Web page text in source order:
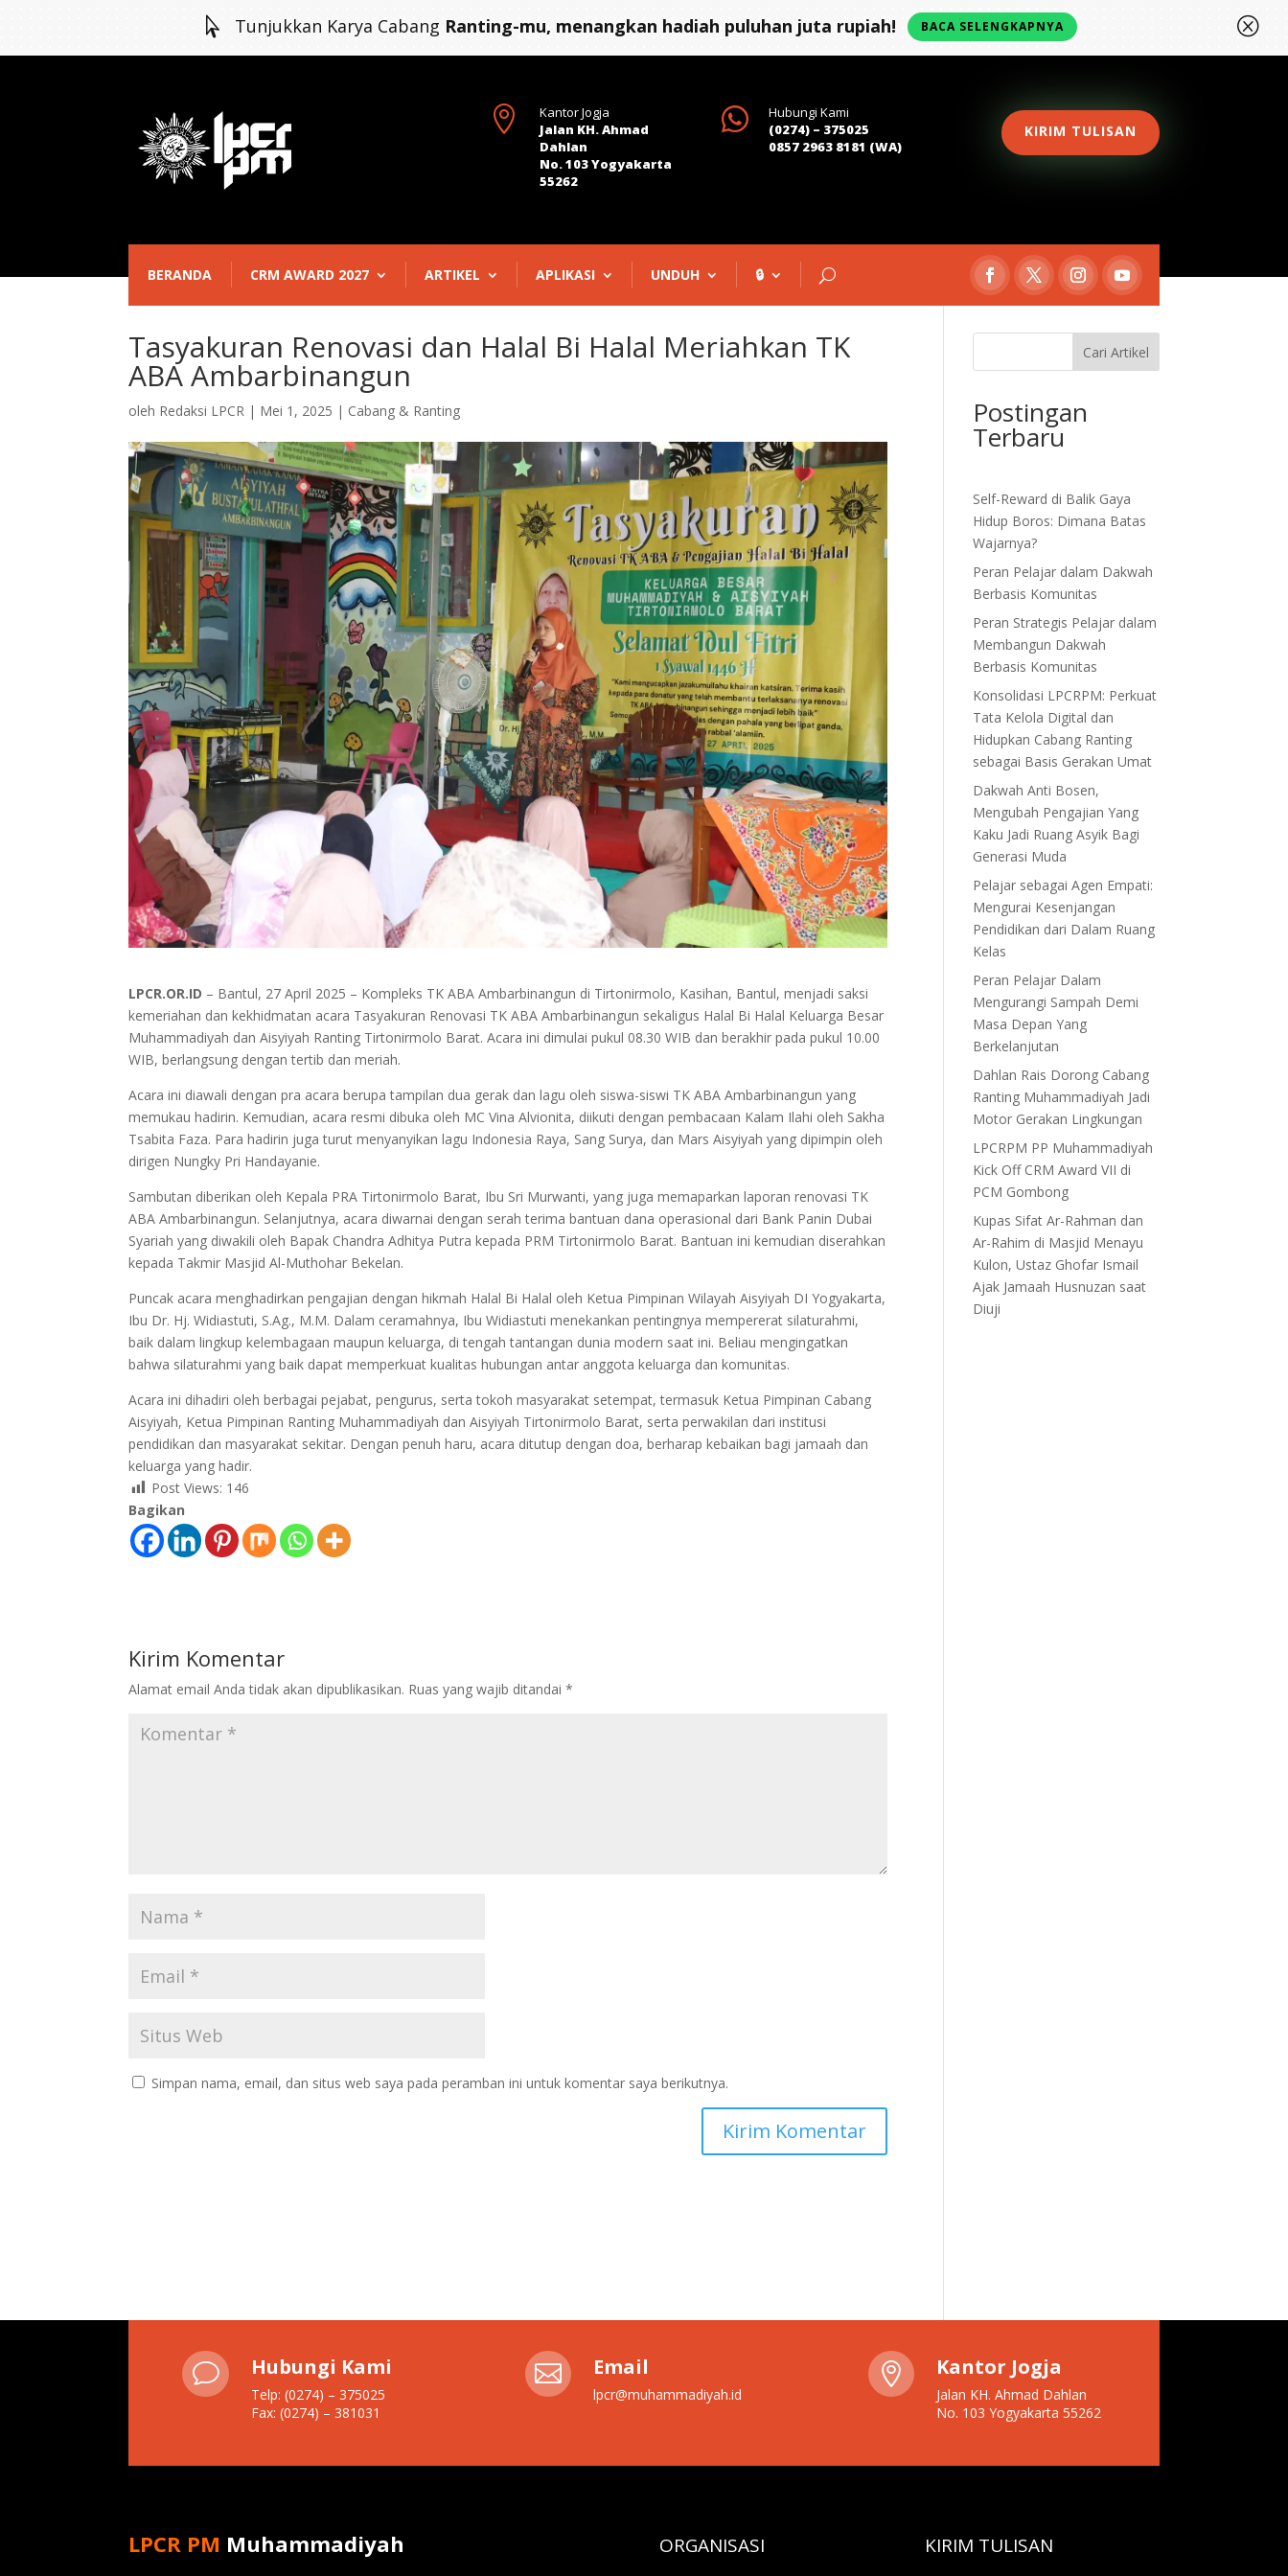
 Tunjukkan Karya Cabang Ranting-mu, menangkan hadiah puluhan juta rupiah! BACA SELENGKAPNYA Q

Kantor Jogja
Jalan KH. Ahmad
Dahlan
No. 103 Yogyakarta
55262

Hubungi Kami
(0274) – 375025
0857 2963 8181 (WA)
KIRIM TULISAN
BERANDA CRM AWARD 2027 ARTIKEL APLIKASI UNDUH 🔒
Tasyakuran Renovasi dan Halal Bi Halal Meriahkan TK
ABA Ambarbinangun
oleh Redaksi LPCR | Mei 1, 2025 | Cabang & Ranting
LPCR.OR.ID – Bantul, 27 April 2025 – Kompleks TK ABA Ambarbinangun di Tirtonirmolo, Kasihan, Bantul, menjadi saksi
kemeriahan dan kekhidmatan acara Tasyakuran Renovasi TK ABA Ambarbinangun sekaligus Halal Bi Halal Keluarga Besar
Muhammadiyah dan Aisyiyah Ranting Tirtonirmolo Barat. Acara ini dimulai pukul 08.30 WIB dan berakhir pada pukul 10.00
WIB, berlangsung dengan tertib dan meriah.
Acara ini diawali dengan pra acara berupa tampilan dua gerak dan lagu oleh siswa-siswi TK ABA Ambarbinangun yang
memukau hadirin. Kemudian, acara resmi dibuka oleh MC Vina Alvionita, diikuti dengan pembacaan Kalam Ilahi oleh Sakha
Tsabita Faza. Para hadirin juga turut menyanyikan lagu Indonesia Raya, Sang Surya, dan Mars Aisyiyah yang dipimpin oleh
dirigen Nungky Pri Handayanie.
Sambutan diberikan oleh Kepala PRA Tirtonirmolo Barat, Ibu Sri Murwanti, yang juga memaparkan laporan renovasi TK
ABA Ambarbinangun. Selanjutnya, acara diwarnai dengan serah terima bantuan dana operasional dari Bank Panin Dubai
Syariah yang diwakili oleh Bapak Chandra Adhitya Putra kepada PRM Tirtonirmolo Barat. Bantuan ini kemudian diserahkan
kepada Takmir Masjid Al-Muthohar Bekelan.
Puncak acara menghadirkan pengajian dengan hikmah Halal Bi Halal oleh Ketua Pimpinan Wilayah Aisyiyah DI Yogyakarta,
Ibu Dr. Hj. Widiastuti, S.Ag., M.M. Dalam ceramahnya, Ibu Widiastuti menekankan pentingnya mempererat silaturahmi,
baik dalam lingkup kelembagaan maupun keluarga, di tengah tantangan dunia modern saat ini. Beliau mengingatkan
bahwa silaturahmi yang baik dapat memperkuat kualitas hubungan antar anggota keluarga dan komunitas.
Acara ini dihadiri oleh berbagai pejabat, pengurus, serta tokoh masyarakat setempat, termasuk Ketua Pimpinan Cabang
Aisyiyah, Ketua Pimpinan Ranting Muhammadiyah dan Aisyiyah Tirtonirmolo Barat, serta perwakilan dari institusi
pendidikan dan masyarakat sekitar. Dengan penuh haru, acara ditutup dengan doa, berharap kebaikan bagi jamaah dan
keluarga yang hadir.
Post Views: 146
Bagikan
Kirim Komentar
Alamat email Anda tidak akan dipublikasikan. Ruas yang wajib ditandai*
Simpan nama, email, dan situs web saya pada peramban ini untuk komentar saya berikutnya.
Cari Artikel
Postingan
Terbaru
Self-Reward di Balik Gaya
Hidup Boros: Dimana Batas
Wajarnya?
Peran Pelajar dalam Dakwah
Berbasis Komunitas
Peran Strategis Pelajar dalam
Membangun Dakwah
Berbasis Komunitas
Konsolidasi LPCRPM: Perkuat
Tata Kelola Digital dan
Hidupkan Cabang Ranting
sebagai Basis Gerakan Umat
Dakwah Anti Bosen,
Mengubah Pengajian Yang
Kaku Jadi Ruang Asyik Bagi
Generasi Muda
Pelajar sebagai Agen Empati:
Mengurai Kesenjangan
Pendidikan dari Dalam Ruang
Kelas
Peran Pelajar Dalam
Mengurangi Sampah Demi
Masa Depan Yang
Berkelanjutan
Dahlan Rais Dorong Cabang
Ranting Muhammadiyah Jadi
Motor Gerakan Lingkungan
LPCRPM PP Muhammadiyah
Kick Off CRM Award VII di
PCM Gombong
Kupas Sifat Ar-Rahman dan
Ar-Rahim di Masjid Menayu
Kulon, Ustaz Ghofar Ismail
Ajak Jamaah Husnuzan saat
Diuji
v Hubungi Kami
Telp: (0274) – 375025
Fax: (0274) – 381031
 Email
lpcr@muhammadiyah.id
 Kantor Jogja
Jalan KH. Ahmad Dahlan
No. 103 Yogyakarta 55262
LPCR PM Muhammadiyah ORGANISASI KIRIM TULISAN